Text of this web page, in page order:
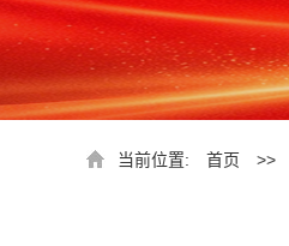
当前位置: 首页 >>